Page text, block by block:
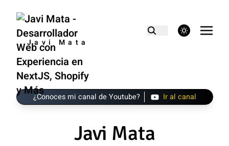
Javi Mata
theme switcher
¿Conoces mi canal de Youtube? Ir al canal
Javi Mata